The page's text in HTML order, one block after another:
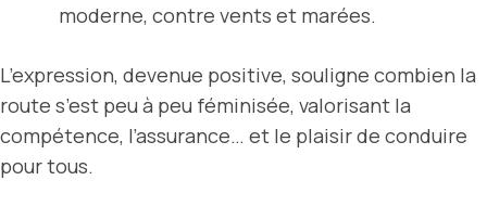
moderne, contre vents et marées.
L’expression, devenue positive, souligne combien la
route s’est peu à peu féminisée, valorisant la
compétence, l’assurance… et le plaisir de conduire
pour tous.